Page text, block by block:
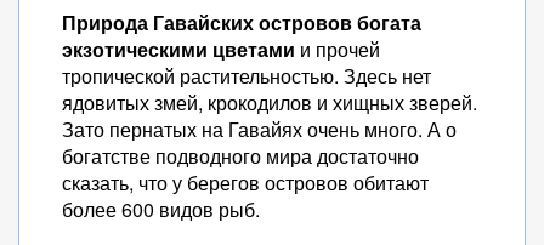
Природа Гавайских островов богата
экзотическими цветами и прочей
тропической растительностью. Здесь нет
ядовитых змей, крокодилов и хищных зверей.
Зато пернатых на Гавайях очень много. А о
богатстве подводного мира достаточно
сказать, что у берегов островов обитают
более 600 видов рыб.